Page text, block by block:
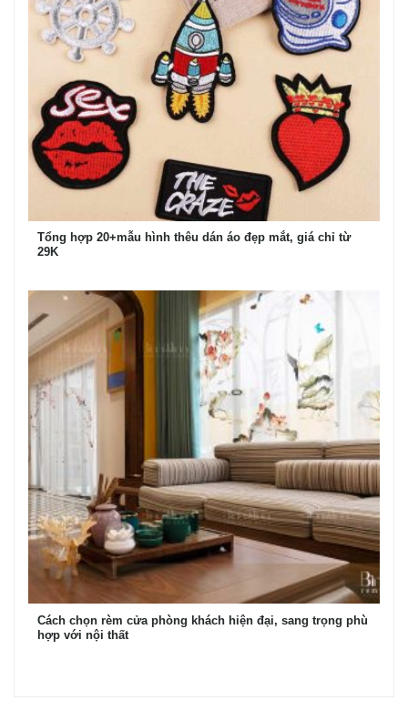
Tổng hợp 20+mẫu hình thêu dán áo đẹp mắt, giá chỉ từ
29K
Cách chọn rèm cửa phòng khách hiện đại, sang trọng phù
hợp với nội thất